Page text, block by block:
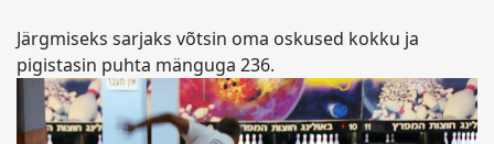
Järgmiseks sarjaks võtsin oma oskused kokku ja
pigistasin puhta mänguga 236.